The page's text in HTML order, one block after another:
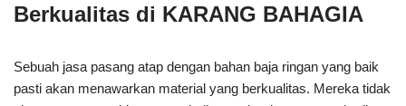
Berkualitas di KARANG BAHAGIA
Sebuah jasa pasang atap dengan bahan baja ringan yang baik
pasti akan menawarkan material yang berkualitas. Mereka tidak